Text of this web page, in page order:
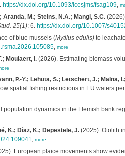
https://dx.doi.org/10.1093/icesjms/fsag109,
Aranda, M.; Steins, N.A.; Mangi, S.C.
25(1): 6. https://dx.doi.org/10.1007/
of blue mussels (Mytilus edulis)to
, more
Moulaert, I.(2026). Estimating biomass
P.-Y.; Lehuta, S.; Letschert, J.; Maina,
spatial fishing restrictions in EU waters
dynamics in the Flemish bank
K.; Díaz, K.; Depestele, J.(2025). Otolith
, more
European plaice movements show